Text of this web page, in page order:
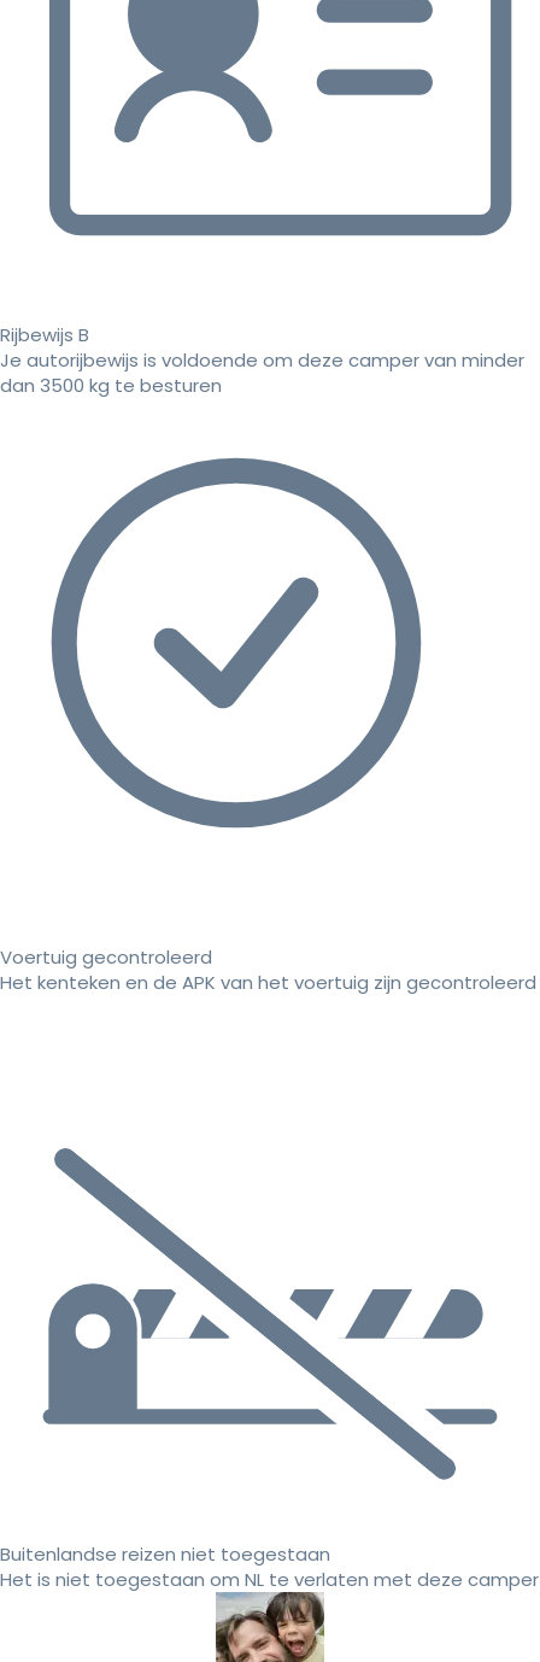
Rijbewijs B
Je autorijbewijs is voldoende om deze camper van minder
dan 3500 kg te besturen
Voertuig gecontroleerd
Het kenteken en de APK van het voertuig zijn gecontroleerd
Buitenlandse reizen niet toegestaan
Het is niet toegestaan om NL te verlaten met deze camper